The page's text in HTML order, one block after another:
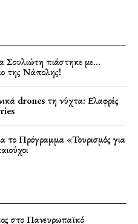
πιάστηκε με…
της Νάπολης!
drones τη νύχτα: Ελαφρές
το Πρόγραμμα «Τουρισμός για
στο Πανευρωπαϊκό